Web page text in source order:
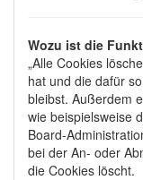
Wozu ist die
„Alle Cookies
hat und die dafür
bleibst. Außerdem
wie beispielsweise
Board-
bei der An- oder
die Cookies löscht.